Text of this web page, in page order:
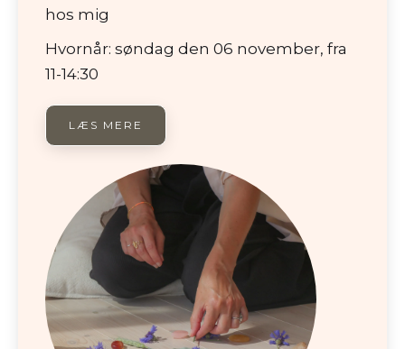
hos mig
Hvornår: søndag den 06 november, fra
11-14:30
LÆS MERE